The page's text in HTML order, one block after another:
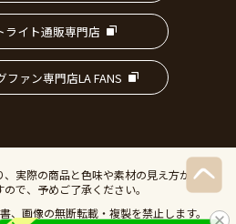
ライト通販専門店
ファン専門店LA FANS
実際の商品と色味や素材の見え方が異なる
で、予めご了承ください。
、画像の無断転載・複製を禁止します。